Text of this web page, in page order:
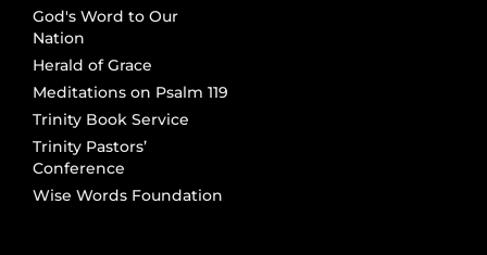
God's Word to Our
Nation
Herald of Grace
Meditations on Psalm 119
Trinity Book Service
Trinity Pastors’
Conference
Wise Words Foundation